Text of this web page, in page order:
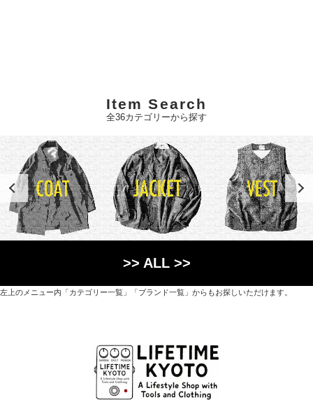
Item Search
全36カテゴリーから探す
>> ALL >>
左上のメニュー内「カテゴリー一覧」「ブランド一覧」からもお探しいただけます。
オリジナルを含むファッションアイテムが中心の
京都・紫野にあるライフスタイルショップです。
京都府京都市北区紫野上築山町21（1階と2階）